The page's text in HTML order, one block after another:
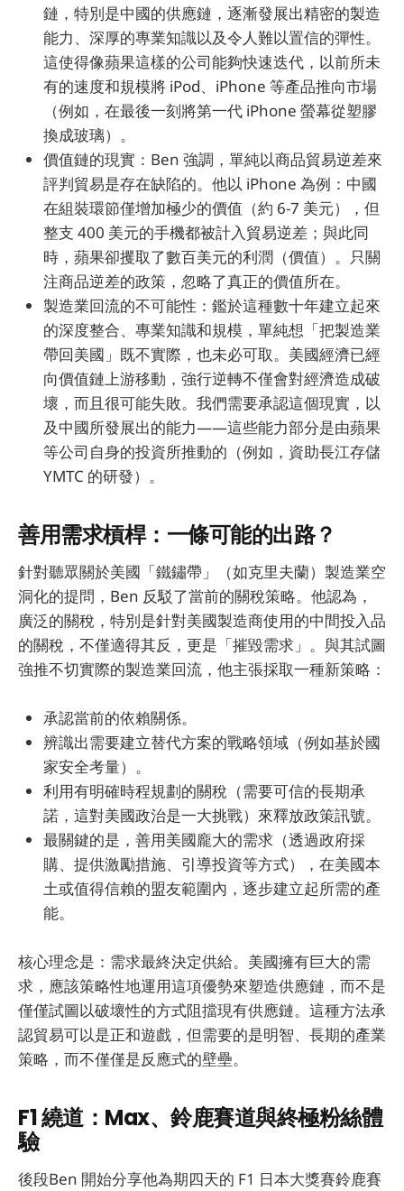
鏈，特別是中國的供應鏈，逐漸發展出精密的製造
能力、深厚的專業知識以及令人難以置信的彈性。
這使得像蘋果這樣的公司能夠快速迭代，以前所未
有的速度和規模將 iPod、iPhone 等產品推向市場
（例如，在最後一刻將第一代 iPhone 螢幕從塑膠
換成玻璃）。
價值鏈的現實：Ben 強調，單純以商品貿易逆差來
評判貿易是存在缺陷的。他以 iPhone 為例：中國
在組裝環節僅增加極少的價值（約 6-7 美元），但
整支 400 美元的手機都被計入貿易逆差；與此同
時，蘋果卻攫取了數百美元的利潤（價值）。只關
注商品逆差的政策，忽略了真正的價值所在。
製造業回流的不可能性：鑑於這種數十年建立起來
的深度整合、專業知識和規模，單純想「把製造業
帶回美國」既不實際，也未必可取。美國經濟已經
向價值鏈上游移動，強行逆轉不僅會對經濟造成破
壞，而且很可能失敗。我們需要承認這個現實，以
及中國所發展出的能力——這些能力部分是由蘋果
等公司自身的投資所推動的（例如，資助長江存儲
YMTC 的研發）。
善用需求槓桿：一條可能的出路？
針對聽眾關於美國「鐵鏽帶」（如克里夫蘭）製造業空
洞化的提問，Ben 反駁了當前的關稅策略。他認為，
廣泛的關稅，特別是針對美國製造商使用的中間投入品
的關稅，不僅適得其反，更是「摧毀需求」。與其試圖
強推不切實際的製造業回流，他主張採取一種新策略：
承認當前的依賴關係。
辨識出需要建立替代方案的戰略領域（例如基於國
家安全考量）。
利用有明確時程規劃的關稅（需要可信的長期承
諾，這對美國政治是一大挑戰）來釋放政策訊號。
最關鍵的是，善用美國龐大的需求（透過政府採
購、提供激勵措施、引導投資等方式），在美國本
土或值得信賴的盟友範圍內，逐步建立起所需的產
能。
核心理念是：需求最終決定供給。美國擁有巨大的需
求，應該策略性地運用這項優勢來塑造供應鏈，而不是
僅僅試圖以破壞性的方式阻擋現有供應鏈。這種方法承
認貿易可以是正和遊戲，但需要的是明智、長期的產業
策略，而不僅僅是反應式的壁壘。
F1 繞道：Max、鈴鹿賽道與終極粉絲體
驗
後段Ben 開始分享他為期四天的 F1 日本大獎賽鈴鹿賽